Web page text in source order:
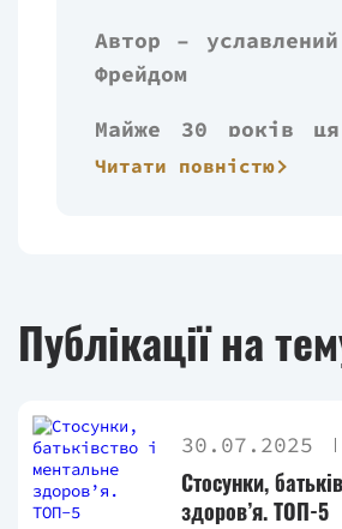
Автор –
Фрейдом
Майже 30 років ця
світі
різного віку і статі
самотньої дівчини,
залишить у минулому
Читати повністю
Публікації на
30.07.2025
Стосунки,
здоров’я. ТОП-5